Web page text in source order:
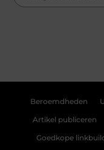
Beroemdheden
Artikel publiceren
Goedkope